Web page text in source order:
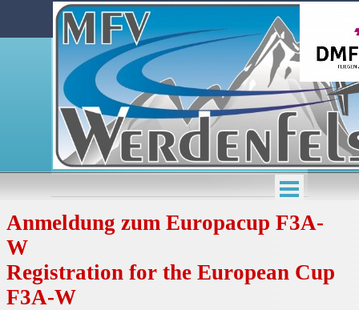
Anmeldung zum Europacup F3A-
W
Registration for the European Cup
F3A-W